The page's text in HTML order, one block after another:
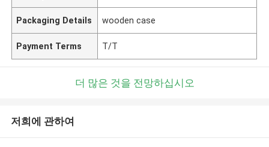
Packaging Details wooden case
Payment Terms T/T
더 많은 것을 전망하십시오
저희에 관하여